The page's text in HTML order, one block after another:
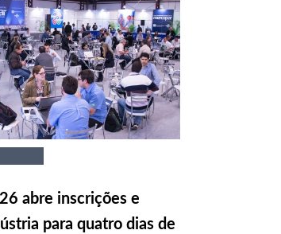
abre inscrições e
para quatro dias de